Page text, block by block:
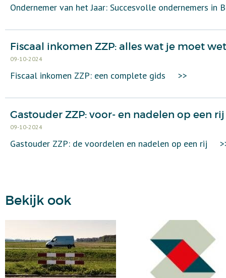
Ondernemer van het Jaar: Succesvolle ondernemers in
Fiscaal inkomen ZZP: alles wat je moet
09-10-2024
Fiscaal inkomen ZZP: een complete gids >>
Gastouder ZZP: voor- en nadelen op een rij
09-10-2024
Gastouder ZZP: de voordelen en nadelen op een rij
Bekijk ook